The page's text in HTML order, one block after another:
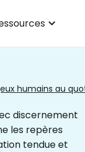
humains au
discernement
les repères
tendue et